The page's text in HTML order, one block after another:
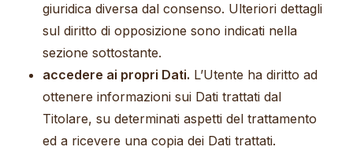
giuridica diversa dal consenso. Ulteriori dettagli
sul diritto di opposizione sono indicati nella
sezione sottostante.
accedere ai propri Dati. L’Utente ha diritto ad
ottenere informazioni sui Dati trattati dal
Titolare, su determinati aspetti del trattamento
ed a ricevere una copia dei Dati trattati.